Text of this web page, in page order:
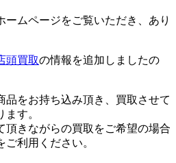
ームページをご覧いただき、あり
頭買取の情報を追加しましたの
品をお持ち込み頂き、買取させて
す。
頂きながらの買取をご希望の場合
利用ください。